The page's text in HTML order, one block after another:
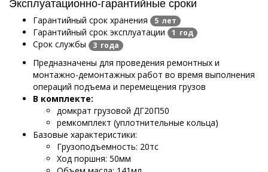
Гарантийный срок хранения 5 лет
Гарантийный срок эксплуатации 1 год
Срок службы 3 года
Предназначены для проведения ремонтных и
монтажно-демонтажных работ во время выполнения
операций подъема и перемещения грузов
В комплекте:
домкрат грузовой ДГ20П50
ремкомплект (уплотнительные кольца)
Базовые характеристики:
Грузоподъемность: 20тс
Ход поршня: 50мм